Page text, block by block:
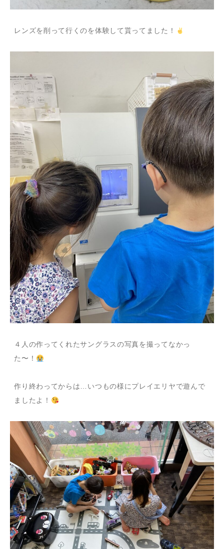
レンズを削って行くのを体験して貰ってました！
４人の作ってくれたサングラスの写真を撮ってなかっ
た〜！
作り終わってからは…いつもの様にプレイエリヤで遊んで
ましたよ！